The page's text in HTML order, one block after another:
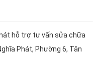
hỗ trợ tư vấn sửa chữa
Phát, Phường 6, Tân